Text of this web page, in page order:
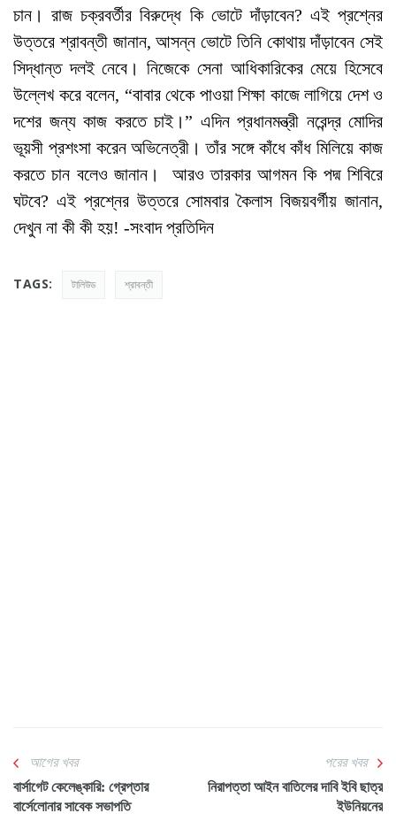
চান। রাজ চক্রবর্তীর বিরুদ্ধে কি ভোটে দাঁড়াবেন? এই প্রশ্নের
উত্তরে শ্রাবন্তী জানান, আসন্ন ভোটে তিনি কোথায় দাঁড়াবেন সেই
সিদ্ধান্ত দলই নেবে। নিজেকে সেনা আধিকারিকের মেয়ে হিসেবে
উল্লেখ করে বলেন, “বাবার থেকে পাওয়া শিক্ষা কাজে লাগিয়ে দেশ ও
দশের জন্য কাজ করতে চাই।” এদিন প্রধানমন্ত্রী নরেন্দ্র মোদির
ভূয়সী প্রশংসা করেন অভিনেত্রী। তাঁর সঙ্গে কাঁধে কাঁধ মিলিয়ে কাজ
করতে চান বলেও জানান। আরও তারকার আগমন কি পদ্ম শিবিরে
ঘটবে? এই প্রশ্নের উত্তরে সোমবার কৈলাস বিজয়বর্গীয় জানান,
দেখুন না কী কী হয়! -সংবাদ প্রতিদিন
TAGS: টালিউড শ্রাবন্তী
আগের খবর
বার্সাগেট কেলেঙ্কারি: গ্রেপ্তার
বার্সেলোনার সাবেক সভাপতি
পরের খবর
নিরাপত্তা আইন বাতিলের দাবি ইবি ছাত্র
ইউনিয়নের